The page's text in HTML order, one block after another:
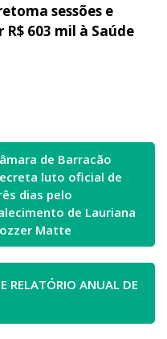
sessões e
603 mil à Saúde
de Barracão
luto oficial de
dias pelo
de Lauriana
Matte
RELATÓRIO ANUAL DE